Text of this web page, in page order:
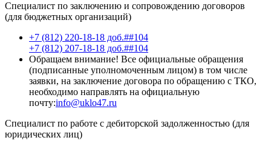
Специалист по заключению и сопровождению договоров
(для бюджетных организаций)
+7 (812) 220-18-18 доб.##104
+7 (812) 207-18-18 доб.##104
Обращаем внимание! Все официальные обращения
(подписанные уполномоченным лицом) в том числе
заявки, на заключение договора по обращению с ТКО,
необходимо направлять на официальную
почту:info@uklo47.ru
Специалист по работе с дебиторской задолженностью (для
юридических лиц)